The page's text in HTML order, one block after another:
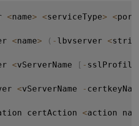
<name> <serviceType> <port
<name> ( - lbvserver <
<vServerName [ -
<vServerName -
certAction <action